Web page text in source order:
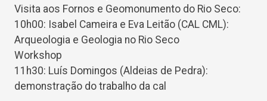
Visita aos Fornos e Geomonumento do Rio Seco:
10h00: Isabel Cameira e Eva Leitão (CAL CML):
Arqueologia e Geologia no Rio Seco
Workshop
11h30: Luís Domingos (Aldeias de Pedra):
demonstração do trabalho da cal